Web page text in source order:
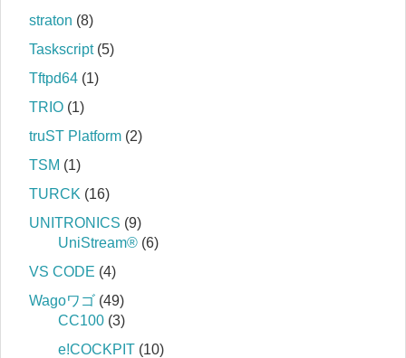
straton (8)
Taskscript(5)
Tftpd64 (1)
TRIO (1)
truST Platform (2)
TSM (1)
TURCK (16)
UNITRONICS (9)
UniStream® (6)
VS CODE (4)
Wagoワゴ (49)
CC100 (3)
e!COCKPIT (10)